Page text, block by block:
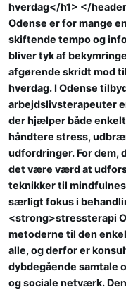
hverdag</h1> </
Odense er for mange
skiftende tempo og
bliver tyk af
afgørende skridt mod
hverdag. I Odense
arbejdslivsterapeuter
der hjælper både
håndtere stress,
udfordringer. For dem,
det være værd at
teknikker til
særligt fokus i
<strong>stressterapi
metoderne til den
alle, og derfor er
dybdegående samtale
og sociale netværk.